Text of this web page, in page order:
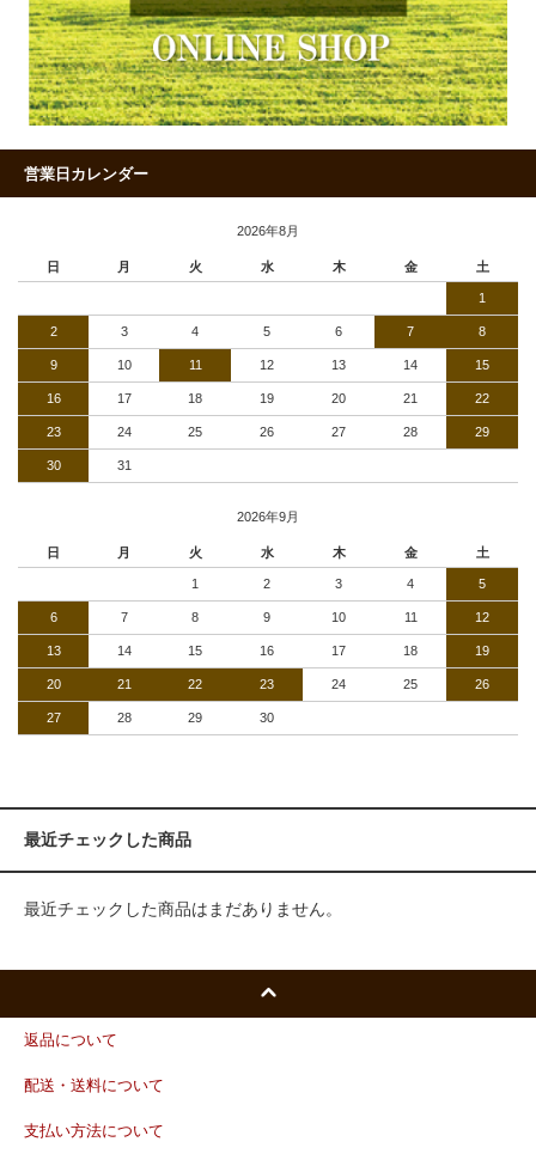
営業日カレンダー
2026年8月
日 月 火 水 木 金 土
1
2 3 4 5 6 7 8
9 10 11 12 13 14 15
16 17 18 19 20 21 22
23 24 25 26 27 28 29
30 31
2026年9月
日 月 火 水 木 金 土
1 2 3 4 5
6 7 8 9 10 11 12
13 14 15 16 17 18 19
20 21 22 23 24 25 26
27 28 29 30
最近チェックした商品
最近チェックした商品はまだありません。
返品について
配送・送料について
支払い方法について